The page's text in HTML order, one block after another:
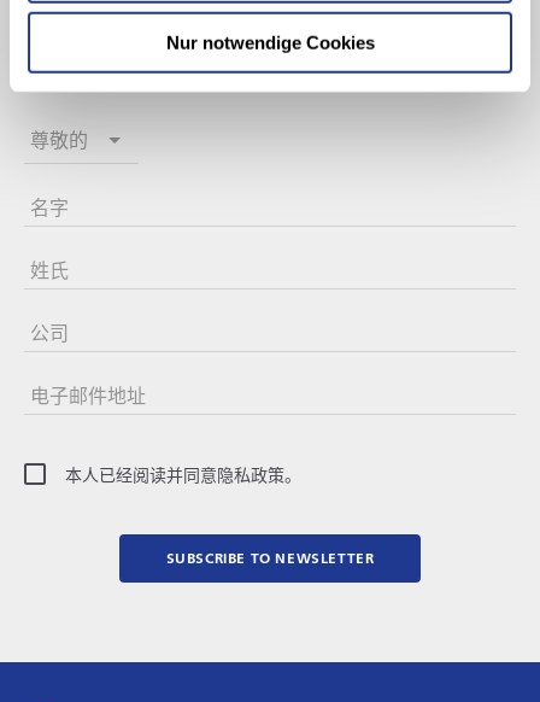
Nur notwendige Cookies
Keine Neuigkeiten
mehr verpassen
尊敬的
名字
姓氏
公司
电子邮件地址
本人已经阅读并同意隐私政策。
SUBSCRIBE TO NEWSLETTER